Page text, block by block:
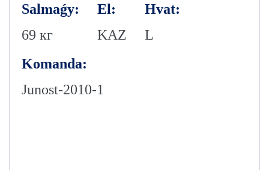
Salmaǵy:
69 кг
El:
KAZ
Hvat:
L
Komanda:
Junost-2010-1